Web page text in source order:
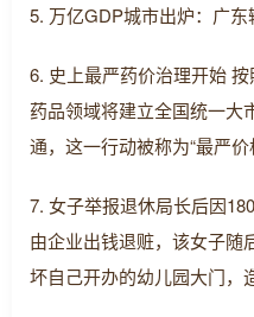
5. 万亿GDP城市出炉：广东
6. 史上最严药价治理开始 按
药品领域将建立全国统一大
通，这一行动被称为“最严价
7. 女子举报退休局长后因
由企业出钱退赃，该女子随
坏自己开办的幼儿园大门，